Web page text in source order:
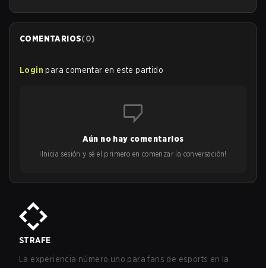
COMENTARIOS(0)
Login para comentar en este partido
Aún no hay comentarios
¡Inicia sesión y sé el primero en comenzar la conversación!
STRAFE
La experiencia número uno para fans de esports en la